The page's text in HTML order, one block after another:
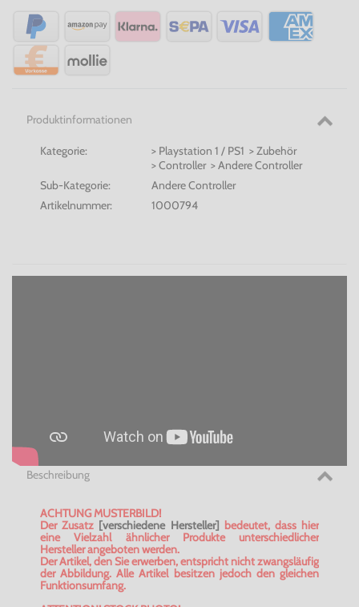
Produktinformationen
Kategorie:
> Playstation 1 / PS1 > Zubehör
> Controller > Andere Controller
Sub-Kategorie:
Andere Controller
Artikelnummer:
1000794
Beschreibung
ACHTUNG MUSTERBILD!
Der Zusatz [verschiedene Hersteller] bedeutet, dass hier
eine Vielzahl ähnlicher Produkte unterschiedlicher
Hersteller angeboten werden.
Der Artikel, den Sie erwerben, entspricht nicht zwangsläufig
der Abbildung. Alle Artikel besitzen jedoch den gleichen
Funktionsumfang.